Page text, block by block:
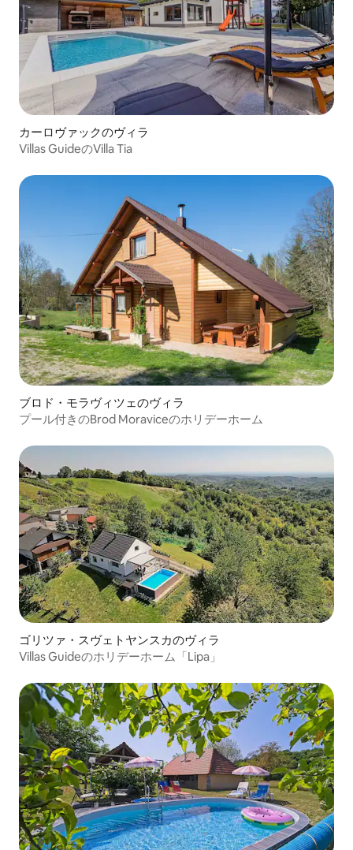
カーロヴァックのヴィラ
Villas GuideのVilla Tia
ブロド・モラヴィツェのヴィラ
プール付きのBrod Moraviceのホリデーホーム
ゴリツァ・スヴェトヤンスカのヴィラ
Villas Guideのホリデーホーム「Lipa」